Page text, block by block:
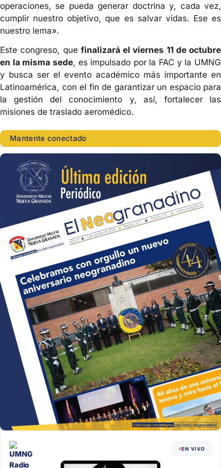
operaciones, se pueda generar doctrina y, cada vez,
cumplir nuestro objetivo, que es salvar vidas. Ese es
nuestro lema».
Este congreso, que finalizará el viernes 11 de octubre
en la misma sede, es impulsado por la FAC y la UMNG
y busca ser el evento académico más importante en
Latinoamérica, con el fin de garantizar un espacio para
la gestión del conocimiento y, así, fortalecer las
misiones de traslado aeromédico.
Mantente conectado
EN VIVO